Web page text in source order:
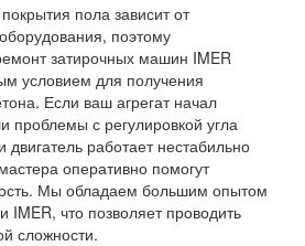
пола зависит от
поэтому
затирочных машин IMER
условием для получения
Если ваш агрегат начал
проблемы с регулировкой угла
двигатель работает нестабильно
оперативно помогут
Мы обладаем большим опытом
IMER, что позволяет проводить
сложности.